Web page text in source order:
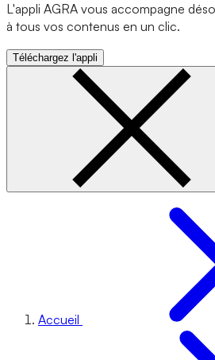
L'appli AGRA vous accompagne
à tous vos contenus en un clic.
Téléchargez l'appli
Accueil